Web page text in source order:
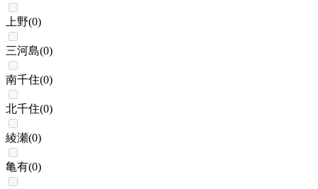
上野(0)
三河島(0)
南千住(0)
北千住(0)
綾瀬(0)
亀有(0)